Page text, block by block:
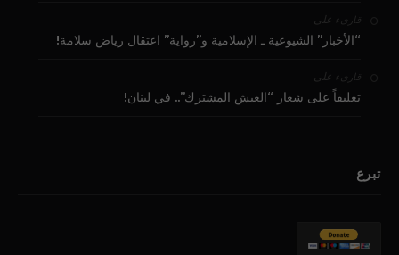
قارىء على
“الأخبار” الشيوعية ـ الإسلامية و”رواية” اعتقال رياض سلامة!
قارىء على
تعليقاً على شعار “العيش المشترك”.. في لبنان!
تبرع